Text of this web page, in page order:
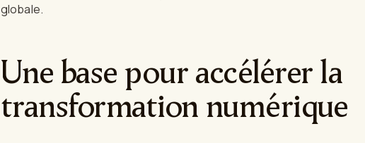
globale.
Une base pour accélérer la
transformation numérique